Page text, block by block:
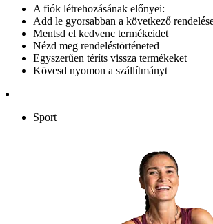
A fiók létrehozásának előnyei:
Add le gyorsabban a következő
Mentsd el kedvenc termékeidet
Nézd meg rendeléstörténeted
Egyszerűen téríts vissza termékeket
Kövesd nyomon a szállítmányt
Sport